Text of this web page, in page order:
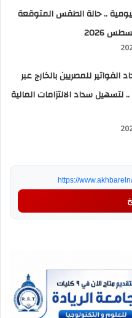
.. حالة الطقس المتوقعة
للمصريين بالخارج عبر
سداد الالتزامات المالية
https://